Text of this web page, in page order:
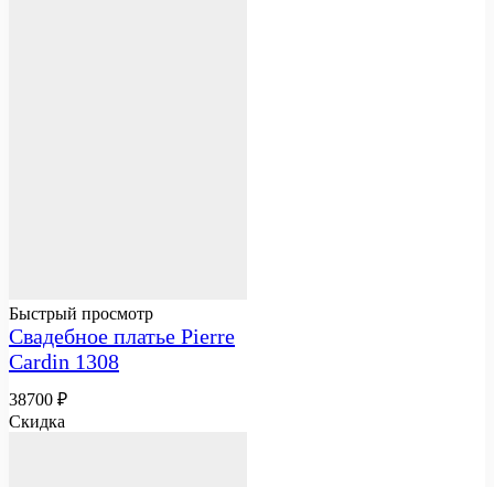
Быстрый просмотр
Свадебное платье Pierre
Cardin 1308
38700 ₽
Скидка